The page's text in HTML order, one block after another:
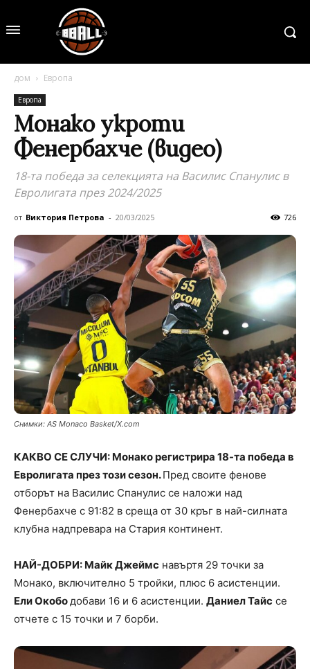
дом Европа
Европа
Монако укроти
Фенербахче (видео)
18-та победа за селекцията на Василис Спанулис в
Евролигата през 2024/2025
от Виктория Петрова - 20/03/2025 726
Снимки: AS Monaco Basket/X.com
КАКВО СЕ СЛУЧИ: Монако регистрира 18-та победа в
Евролигата през този сезон.Пред своите фенове
отборът на Василис Спанулис се наложи над
Фенербахче с 91:82 в среща от 30 кръг в най-силната
клубна надпревара на Стария континент.
НАЙ-ДОБРИ: Майк Джеймс навъртя 29 точки за
Монако, включително 5 тройки, плюс 6 асистенции.
Ели Окободобави 16 и 6 асистенции. Даниел Тайс се
отчете с 15 точки и 7 борби.